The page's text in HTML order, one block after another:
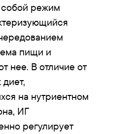
собой режим
пищи и
нее. В отличие от
на нутриентном
ИГ
регулирует